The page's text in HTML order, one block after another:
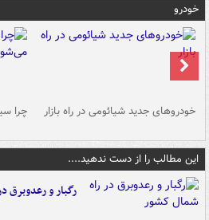
خودرو
خودروهای جدید شیائومی در راه بازار چرا
این مطالب را از دست ندهید....
رگبار و رعدوبرق